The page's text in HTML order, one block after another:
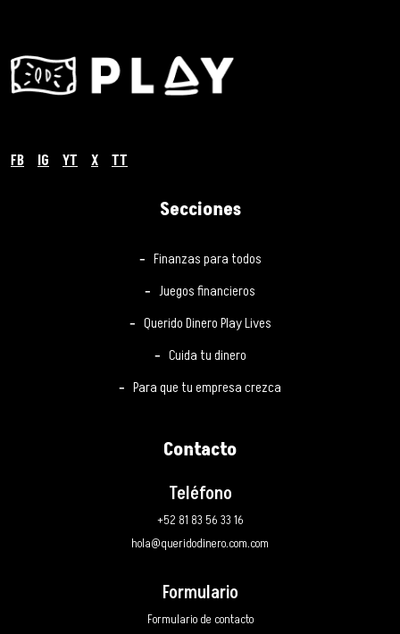
FB IG YT X TT
Secciones
Finanzas para todos
Juegos financieros
Querido Dinero Play Lives
Cuida tu dinero
Para que tu empresa crezca
Contacto
Teléfono
+52 81 83 56 33 16
hola@queridodinero.com.com
Formulario
Formulario de contacto